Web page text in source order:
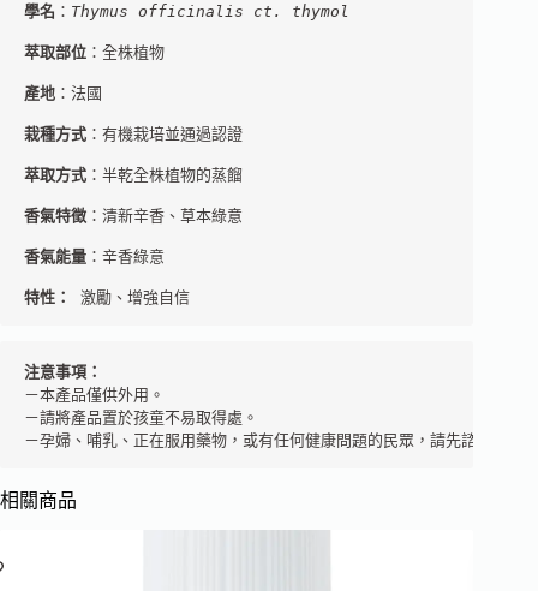
學名 ： Thymus officinalis ct. thymol
萃取部位 ：全株植物
產地
栽種方式 ：有機栽培並通過認證
萃取方式 ：半乾全株植物的蒸餾
香氣特徵 ：清新辛香、草本綠意
香氣能量 ：辛香綠意
特性： 激勵、增強自信
注意事項：
－本產品僅供外用。
－請將產品置於孩童不易取得處。
－孕婦、哺乳、正在服用藥物，或有任何健康問題的民眾，請先諮詢芳療
相關商品